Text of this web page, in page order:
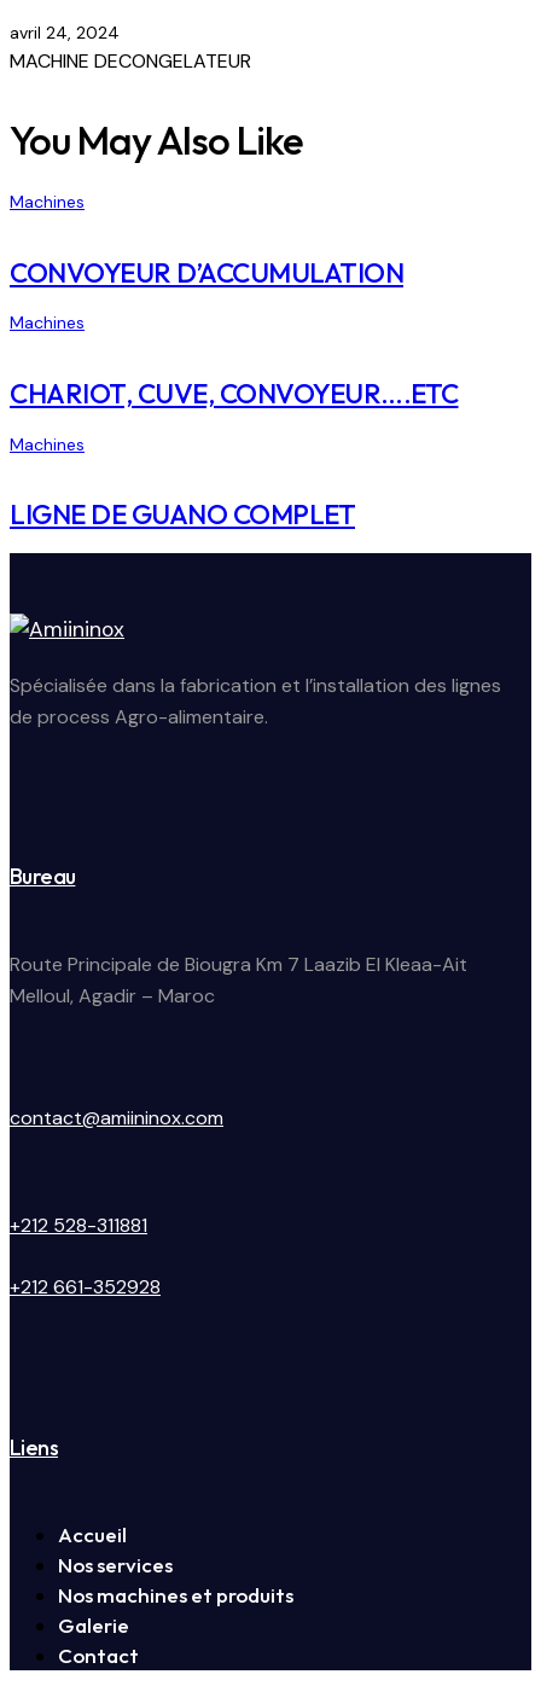
avril 24, 2024
MACHINE DECONGELATEUR
You May Also Like
Machines
CONVOYEUR D’ACCUMULATION
Machines
CHARIOT, CUVE, CONVOYEUR….ETC
Machines
LIGNE DE GUANO COMPLET
Spécialisée dans la fabrication et l’installation des lignes
de process Agro-alimentaire.
Bureau
Route Principale de Biougra Km 7 Laazib El Kleaa-Ait
Melloul, Agadir – Maroc
contact@amiininox.com
+212 528-311881
+212 661-352928
Liens
Accueil
Nos services
Nos machines et produits
Galerie
Contact